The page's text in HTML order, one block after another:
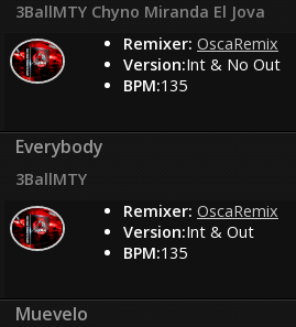
3BallMTY Chyno Miranda El Jova
Remixer: OscaRemix
Version:Int & No Out
BPM:135
Everybody
3BallMTY
Remixer: OscaRemix
Version:Int & Out
BPM:135
Muevelo